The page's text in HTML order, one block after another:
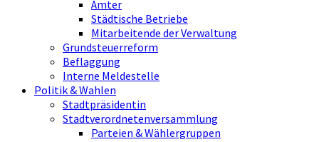
Ämter
Städtische Betriebe
Mitarbeitende der Verwaltung
Grundsteuerreform
Beflaggung
Interne Meldestelle
Politik & Wahlen
Stadtpräsidentin
Stadtverordnetenversammlung
Parteien & Wählergruppen